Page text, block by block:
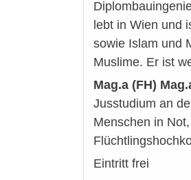
lebt in Wien und
sowie Islam und
Muslime. Er ist
Mag.a (FH)
Jusstudium an
Menschen in
Eintritt frei